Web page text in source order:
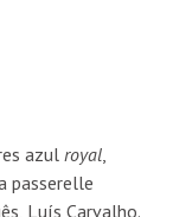
azul royal
passerelle
Luís Carvalho.